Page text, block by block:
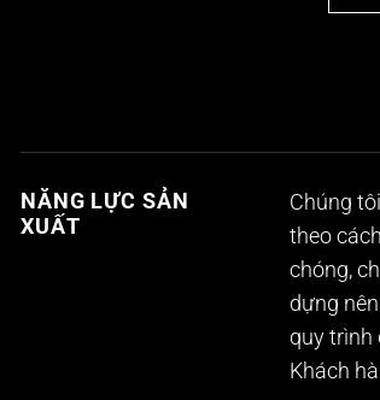
NĂNG LỰC SẢN
XUẤT
Chúng
theo
chóng,
dựng
quy trình
Khách